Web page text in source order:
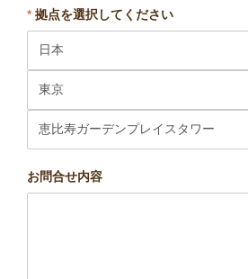
* 拠点を選択してください
お問合せ内容